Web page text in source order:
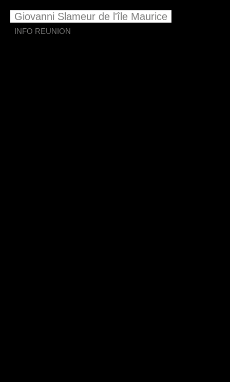
Giovanni Slameur de l'île Maurice
INFO REUNION